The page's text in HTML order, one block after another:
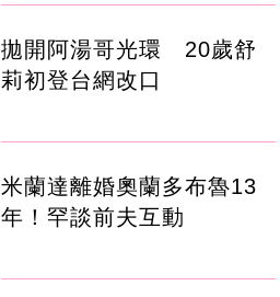
拋開阿湯哥光環 20歲舒
莉初登台網改口
米蘭達離婚奧蘭多布魯13
年！罕談前夫互動